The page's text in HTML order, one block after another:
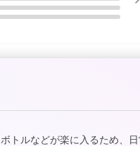
トルなどが楽に入るため、